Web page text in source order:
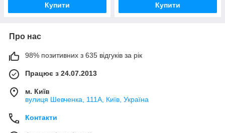
Купити Купити
Про нас
98% позитивних з 635 відгуків за рік
Працює з 24.07.2013
м. Київ
вулиця Шевченка, 111A, Київ, Україна
Контакти